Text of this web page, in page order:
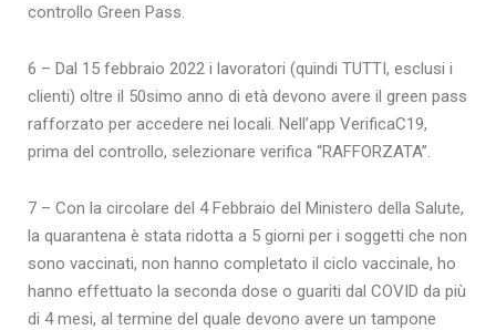
controllo Green Pass.
6 – Dal 15 febbraio 2022 i lavoratori (quindi TUTTI, esclusi i
clienti) oltre il 50simo anno di età devono avere il green pass
rafforzato per accedere nei locali. Nell’app VerificaC19,
prima del controllo, selezionare verifica “RAFFORZATA”.
7 – Con la circolare del 4 Febbraio del Ministero della Salute,
la quarantena è stata ridotta a 5 giorni per i soggetti che non
sono vaccinati, non hanno completato il ciclo vaccinale, ho
hanno effettuato la seconda dose o guariti dal COVID da più
di 4 mesi, al termine del quale devono avere un tampone